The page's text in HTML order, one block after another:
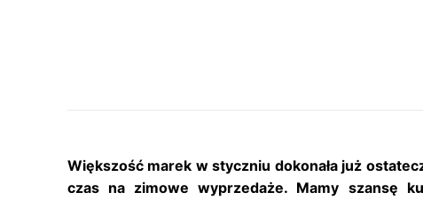
Większość marek w styczniu dokonała już
czas na zimowe wyprzedaże. Mamy szansę